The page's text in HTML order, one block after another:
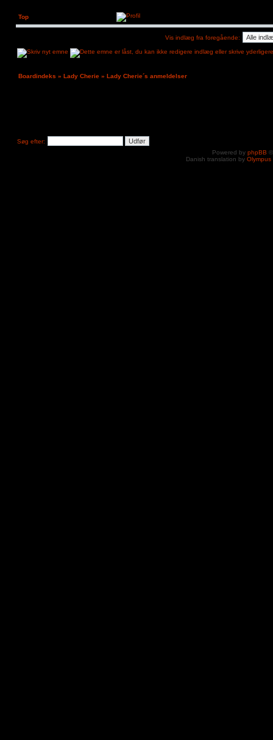
Top
Vis indlæg fra foregående:
Boardindeks » Lady Cherie » Lady Cherie´s anmeldelser
Søg efter:
Powered by phpBB
Danish translation by Olympus